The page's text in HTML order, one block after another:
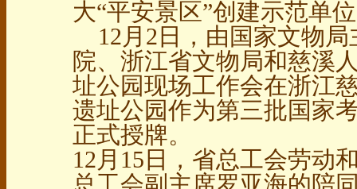
大“平安景区”创建示范单
12月2日，由国家文物局
院、浙江省文物局和慈溪
址公园现场工作会在浙江
遗址公园作为第三批国家
正式授牌。
12月15日，省总工会劳动